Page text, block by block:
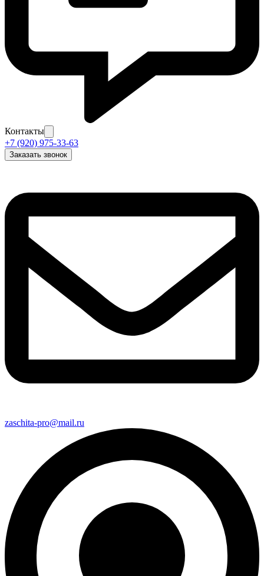
Контакты
+7 (920) 975-33-63
Заказать звонок
zaschita-pro@mail.ru